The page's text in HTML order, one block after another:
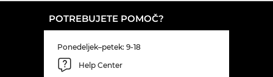
POTREBUJETE POMOČ?
Ponedeljek–petek: 9-18
Help Center